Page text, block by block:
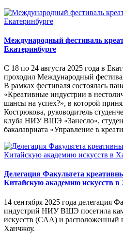
Международный фестиваль
Екатеринбурге
С 18 по 24 августа 2025 года в
проходил Международный
В рамках фестиваля состоялась
«Креативные индустрии в
шансы на успех?», в которой
Кострюкова, руководитель
клуба НИУ ВШЭ «Занесло»,
бакалавриата «Управление в
Делегация Факультета
Китайскую академию искусств
14 сентября 2025 года делегация
индустрий НИУ ВШЭ посетила
искусств (CAA) и расположенный
Ханчжоу.